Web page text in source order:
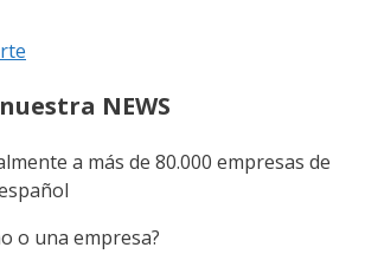
NEWS
a más de 80.000 empresas de
o una empresa?